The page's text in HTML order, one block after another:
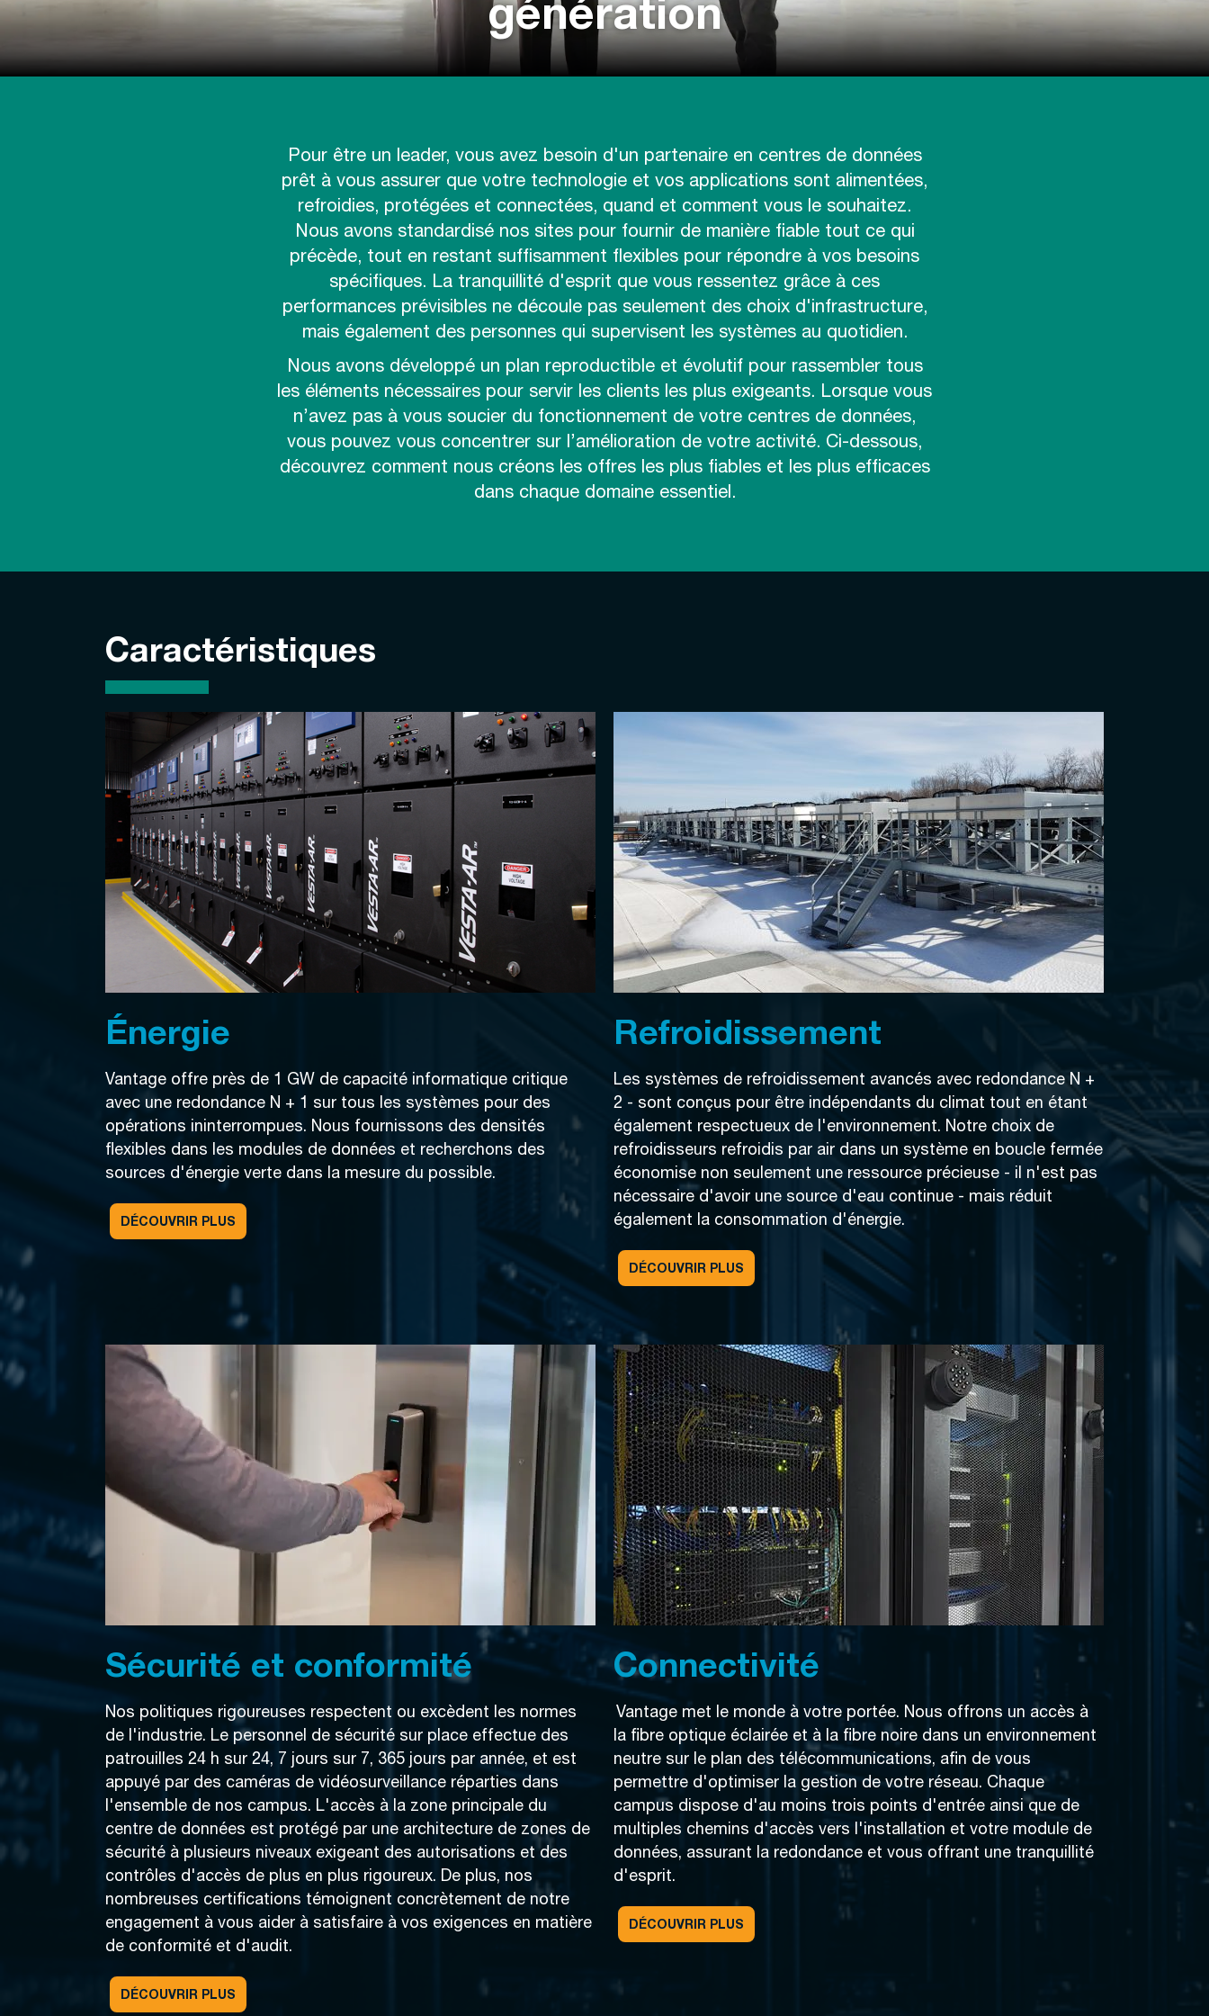
génération
Pour être un leader, vous avez besoin d'un partenaire en centres de données
prêt à vous assurer que votre technologie et vos applications sont alimentées,
refroidies, protégées et connectées, quand et comment vous le souhaitez.
Nous avons standardisé nos sites pour fournir de manière fiable tout ce qui
précède, tout en restant suffisamment flexibles pour répondre à vos besoins
spécifiques. La tranquillité d'esprit que vous ressentez grâce à ces
performances prévisibles ne découle pas seulement des choix d'infrastructure,
mais également des personnes qui supervisent les systèmes au quotidien.
Nous avons développé un plan reproductible et évolutif pour rassembler tous
les éléments nécessaires pour servir les clients les plus exigeants. Lorsque vous
n’avez pas à vous soucier du fonctionnement de votre centres de données,
vous pouvez vous concentrer sur l’amélioration de votre activité. Ci-dessous,
découvrez comment nous créons les offres les plus fiables et les plus efficaces
dans chaque domaine essentiel.
Caractéristiques
Énergie
Vantage offre près de 1 GW de capacité informatique critique
avec une redondance N + 1 sur tous les systèmes pour des
opérations ininterrompues. Nous fournissons des densités
flexibles dans les modules de données et recherchons des
sources d'énergie verte dans la mesure du possible.
DÉCOUVRIR PLUS
Refroidissement
Les systèmes de refroidissement avancés avec redondance N +
2 - sont conçus pour être indépendants du climat tout en étant
également respectueux de l'environnement. Notre choix de
refroidisseurs refroidis par air dans un système en boucle fermée
économise non seulement une ressource précieuse - il n'est pas
nécessaire d'avoir une source d'eau continue - mais réduit
également la consommation d'énergie.
DÉCOUVRIR PLUS
Sécurité et conformité
Nos politiques rigoureuses respectent ou excèdent les normes
de l'industrie. Le personnel de sécurité sur place effectue des
patrouilles 24 h sur 24, 7 jours sur 7, 365 jours par année, et est
appuyé par des caméras de vidéosurveillance réparties dans
l'ensemble de nos campus. L'accès à la zone principale du
centre de données est protégé par une architecture de zones de
sécurité à plusieurs niveaux exigeant des autorisations et des
contrôles d'accès de plus en plus rigoureux. De plus, nos
nombreuses certifications témoignent concrètement de notre
engagement à vous aider à satisfaire à vos exigences en matière
de conformité et d'audit.
DÉCOUVRIR PLUS
Connectivité
Vantage met le monde à votre portée. Nous offrons un accès à
la fibre optique éclairée et à la fibre noire dans un environnement
neutre sur le plan des télécommunications, afin de vous
permettre d'optimiser la gestion de votre réseau. Chaque
campus dispose d'au moins trois points d'entrée ainsi que de
multiples chemins d'accès vers l'installation et votre module de
données, assurant la redondance et vous offrant une tranquillité
d'esprit.
DÉCOUVRIR PLUS